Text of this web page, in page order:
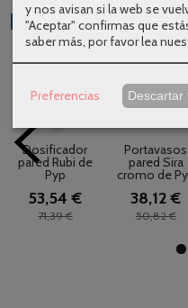
Productos
-25 %
Dosificador
pared Rubi de
Pyp
53,54 €
71,39 €
-25
Portavasos
pared Sira
cromo de
38,12 €
50,82 €
y nos avisan si la web se
"Aceptar" confirmas que
saber más, por favor lea
Preferencias Descartar